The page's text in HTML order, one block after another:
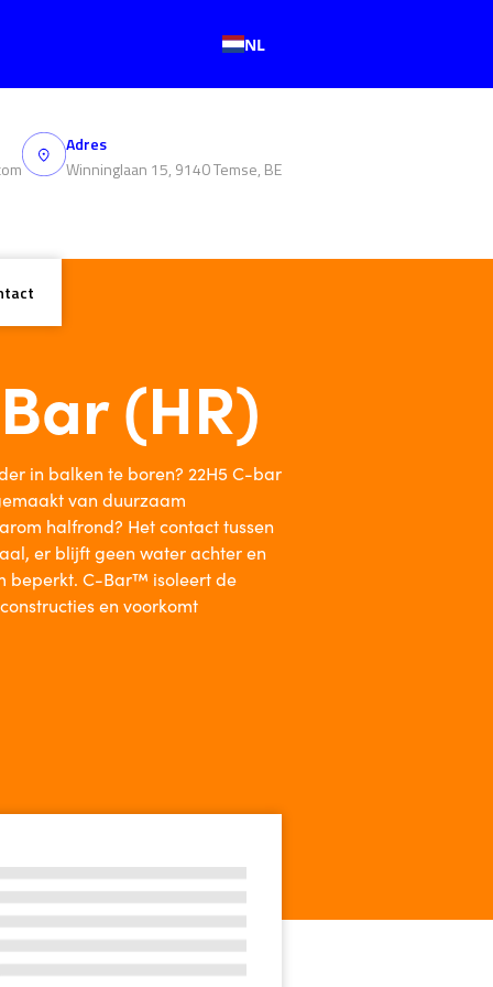
NL
Adres
Winninglaan 15, 9140 Temse, BE
(HR)
in balken te boren? 22H5 C-bar
van duurzaam
halfrond? Het contact tussen
er blijft geen water achter en
beperkt. C-Bar™ isoleert de
en voorkomt